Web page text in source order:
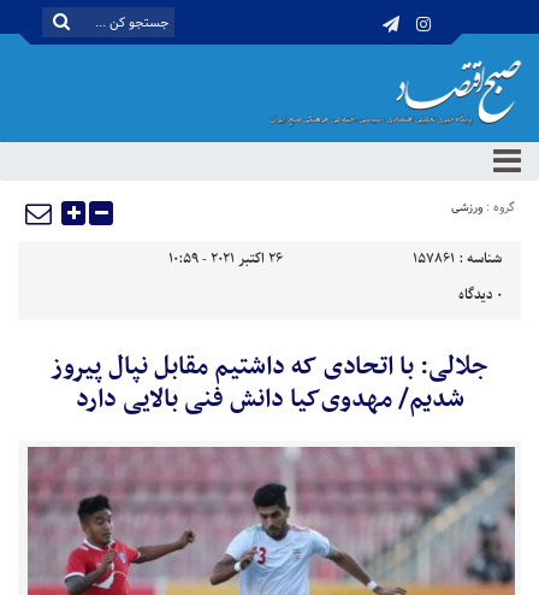
گروه : ورزشی
شناسه : 157861
26 اکتبر 2021 - 10:59
0 دیدگاه
جلالی: با اتحادی که داشتیم مقابل نپال پیروز
شدیم/ مهدوی‌کیا دانش فنی بالایی دارد